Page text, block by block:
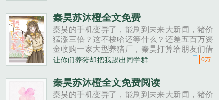
秦昊二狗子，借500万买点......
秦昊苏沐橙全文免费
秦昊的手机变异了，能刷到未来大新闻，猪价
猛涨三倍？这不梭哈还等什么？还差五百万资
金收购一家大型养猪厂，秦昊打算给朋友们借
一点。秦昊老班长啊，我想回家养猪，要不要
秦昊二狗子，借500万买点......
让你们养猪却把我踢出同学群 0万
秦昊苏沐橙全文免费阅读
秦昊的手机变异了，能刷到未来大新闻，猪价